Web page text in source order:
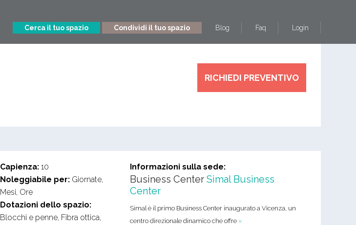
Cerca il tuo spazio Condividi il tuo spazio Blog Faq Login
RICHIEDI PREVENTIVO
Capienza:10
Noleggiabile per:Giornate,
Mesi, Ore
Dotazioni dello spazio:
Blocchi e penne, Fibra ottica,
Informazioni sulla sede:
Business CenterSimal Business
Center
Simal è il primo Business Center inaugurato a Vicenza, un
centro direzionale dinamico che offre »